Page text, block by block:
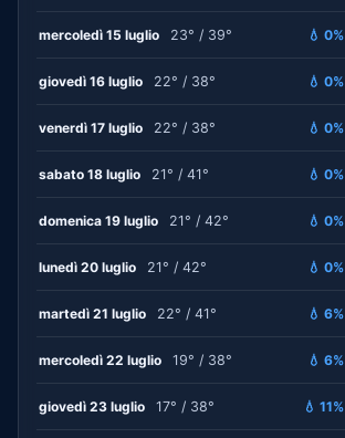
mercoledì 15 luglio 23° / 39° 💧 0%
giovedì 16 luglio 22° / 38° 💧 0%
venerdì 17 luglio 22° / 38° 💧 0%
sabato 18 luglio 21° / 41° 💧 0%
domenica 19 luglio 21° / 42° 💧 0%
lunedì 20 luglio 21° / 42° 💧 0%
martedì 21 luglio 22° / 41° 💧 6%
mercoledì 22 luglio 19° / 38° 💧 6%
giovedì 23 luglio 17° / 38° 💧 11%